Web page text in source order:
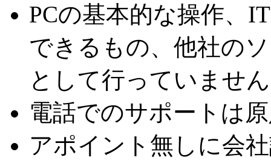
PCの基本的な操作、
できるもの、他社の
として行っていませ
電話でのサポートは
アポイント無しに会